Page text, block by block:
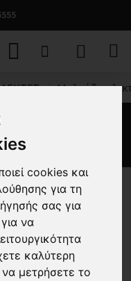
cookies και
για τη
σας για
για να
καλύτερη
να μετρήσετε το
Μπλούζα
μπεζ